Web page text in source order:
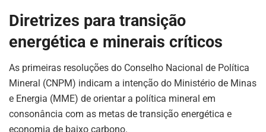
Diretrizes para transição
energética e minerais críticos
As primeiras resoluções do Conselho Nacional de Política
Mineral (CNPM) indicam a intenção do Ministério de Minas
e Energia (MME) de orientar a política mineral em
consonância com as metas de transição energética e
economia de baixo carbono.